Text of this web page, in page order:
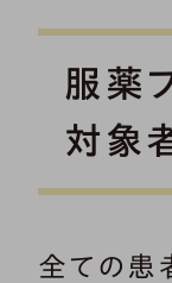
服薬
対象
全ての患